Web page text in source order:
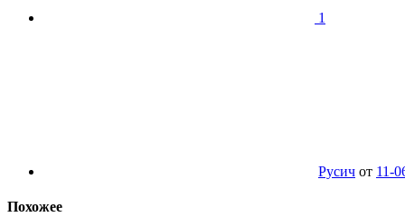
1
Русич от 11-
Похожее